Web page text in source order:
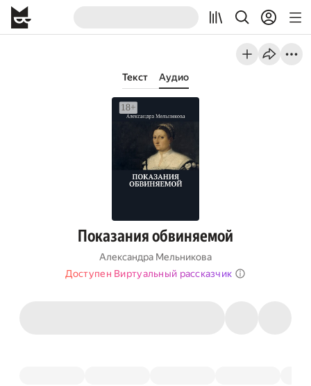
Текст Аудио
Показания обвиняемой
Александра Мельникова
Доступен Виртуальный рассказчик